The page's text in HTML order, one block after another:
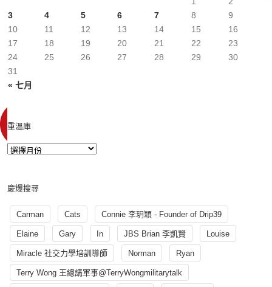
« 七月
3
4 5 6 7 8
9
10
11 12 13 14 15
16
17
18 19 20 21 22
23
24
25 26 27 28 29
30
31
重溫庫
慶爆搜尋
Carman Cats Connie 李玥穎 - Founder of Drip39
Elaine Gary In JBS Brian 李凱賢 Louise
Miracle 社交力學培訓導師 Norman Ryan
Terry Wong 王總講軍事@TerryWongmilitarytalk